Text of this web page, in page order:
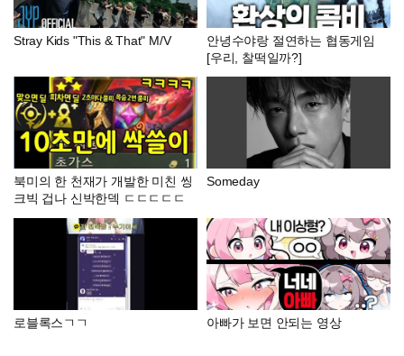
Stray Kids "This & That" M/V
안녕수야랑 절연하는 협동게임
[우리, 찰떡일까?]
북미의 한 천재가 개발한 미친 씽
크빅 겁나 신박한덱 ㄷㄷㄷㄷㄷ
Someday
로블록스ㄱㄱ 아빠가 보면 안되는 영상